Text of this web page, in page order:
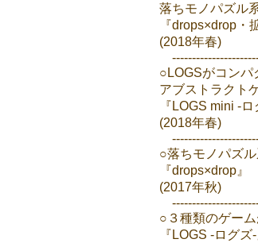
落ちモノパズル
『drops×drop・
(2018年春)
○LOGSがコンパ
アブストラクト
『LOGS mini -ロ
(2018年春)
○落ちモノパズ
『drops×drop』
(2017年秋)
○３種類のゲー
『LOGS -ログズ-